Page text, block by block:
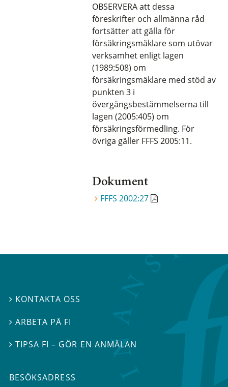
OBSERVERA att dessa
föreskrifter och allmänna råd
fortsätter att gälla för
försäkringsmäklare som utövar
verksamhet enligt lagen
(1989:508) om
försäkringsmäklare med stöd av
punkten 3 i
övergångsbestämmelserna till
lagen (2005:405) om
försäkringsförmedling. För
övriga gäller FFFS 2005:11.
Dokument
FFFS 2002:27
 KONTAKTA OSS
 ARBETA PÅ FI
TIPSA FI – GÖR EN ANMÄLAN
BESÖKSADRESS